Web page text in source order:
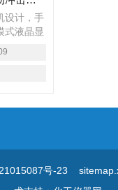
设计，手
式液晶显
有操作方
自动化程
号-23